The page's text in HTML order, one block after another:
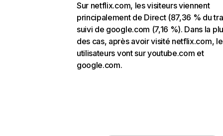
Sur netflix.com, les visiteurs viennent
principalement de Direct (87,36 % du
suivi de google.com (7,16 %). Dans la
des cas, après avoir visité netflix.com,
utilisateurs vont sur youtube.com et
google.com.